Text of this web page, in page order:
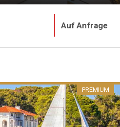
Auf Anfrage
PREMIUM